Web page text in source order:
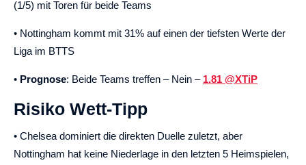
(1/5) mit Toren für beide Teams
• Nottingham kommt mit 31% auf einen der tiefsten Werte der
Liga im BTTS
• Prognose: Beide Teams treffen – Nein – 1.81 @XTiP
Risiko Wett-Tipp
• Chelsea dominiert die direkten Duelle zuletzt, aber
Nottingham hat keine Niederlage in den letzten 5 Heimspielen,